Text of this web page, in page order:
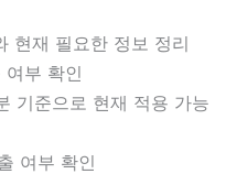
현재 필요한 정보 정리
부 확인
기준으로 현재 적용 가능
여부 확인